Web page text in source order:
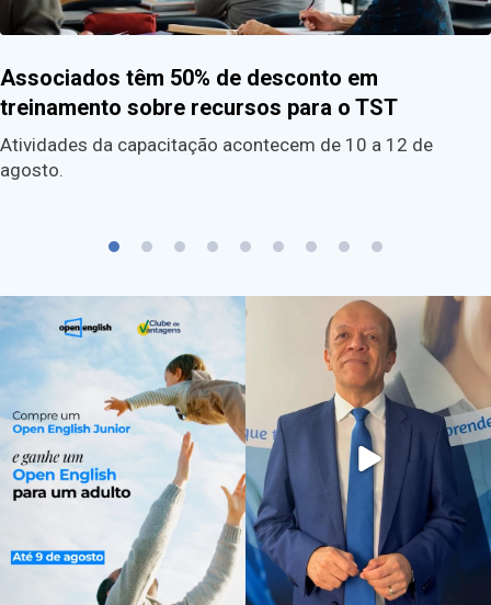
Associados têm 50% de desconto em
treinamento sobre recursos para o TST
Atividades da capacitação acontecem de 10 a 12 de
agosto.